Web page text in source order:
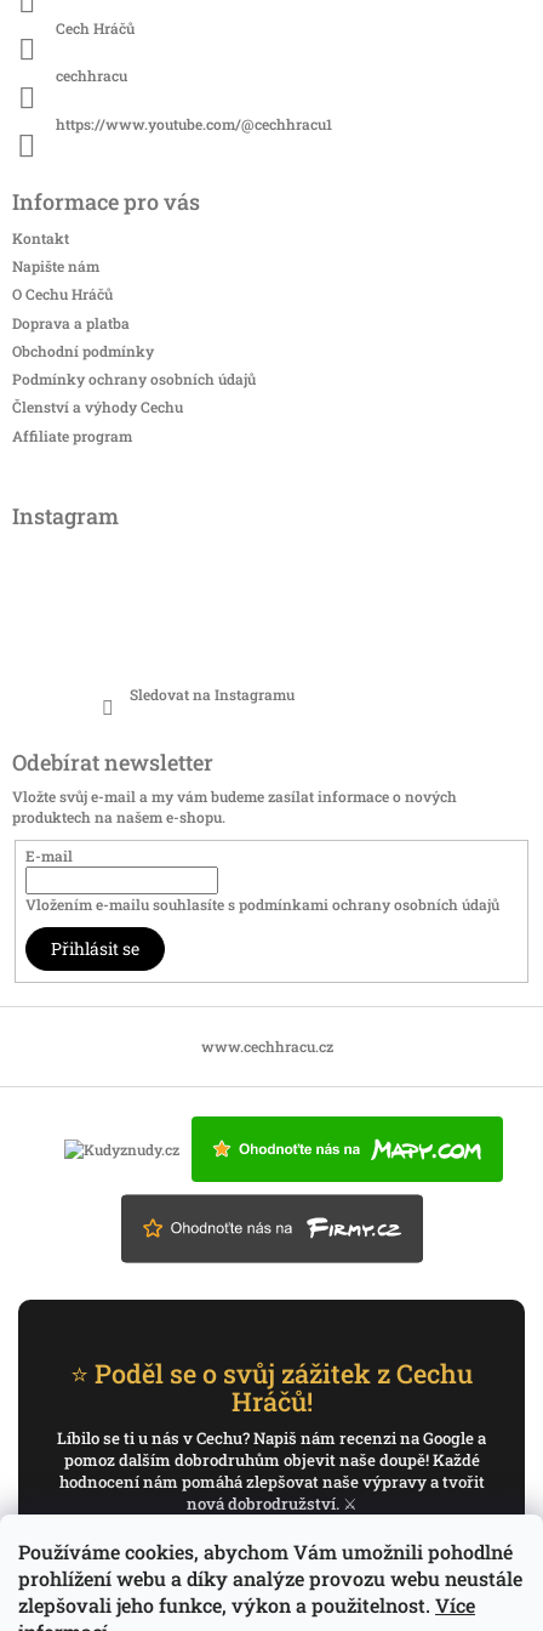
Používáme cookies, abychom Vám umožnili pohodlné
prohlížení webu a díky analýze provozu webu neustále
zlepšovali jeho funkce, výkon a použitelnost. Více
Cech Hráčů
cechhracu
https://www.youtube.com/@cechhracu1
Informace pro vás
Kontakt
Napište nám
O Cechu Hráčů
Doprava a platba
Obchodní podmínky
Podmínky ochrany osobních údajů
Členství a výhody Cechu
Affiliate program
Instagram
Sledovat na Instagramu
Odebírat newsletter
Vložte svůj e-mail a my vám budeme zasílat informace o nových
produktech na našem e-shopu.
E-mail
Vložením e-mailu souhlasíte spodmínkami ochrany osobních údajů
Přihlásit se
www.cechhracu.cz
⭐ Poděl se o svůj zážitek z Cechu
Hráčů!
Líbilo se ti u nás v Cechu? Napiš nám recenzi na Google a
pomoz dalším dobrodruhům objevit naše doupě! Každé
hodnocení nám pomáhá zlepšovat naše výpravy a tvořit
nová dobrodružství. ⚔️
✍️ Napiš recenzi na Google
Děkujeme, že pomáháš psát příběh Cechu Hráčů.